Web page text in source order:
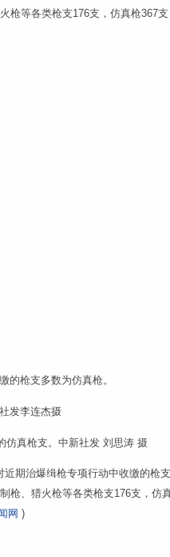
枪等各类枪支176支，仿真枪367
的枪支多数为仿真枪。
发李连杰摄
仿真枪支。中新社发 刘思涛 摄
期治爆缉枪专项行动中收缴的枪
枪、猎火枪等各类枪支176支，仿
网 )